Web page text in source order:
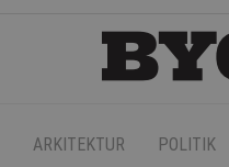
ARKITEKTUR POLITIK